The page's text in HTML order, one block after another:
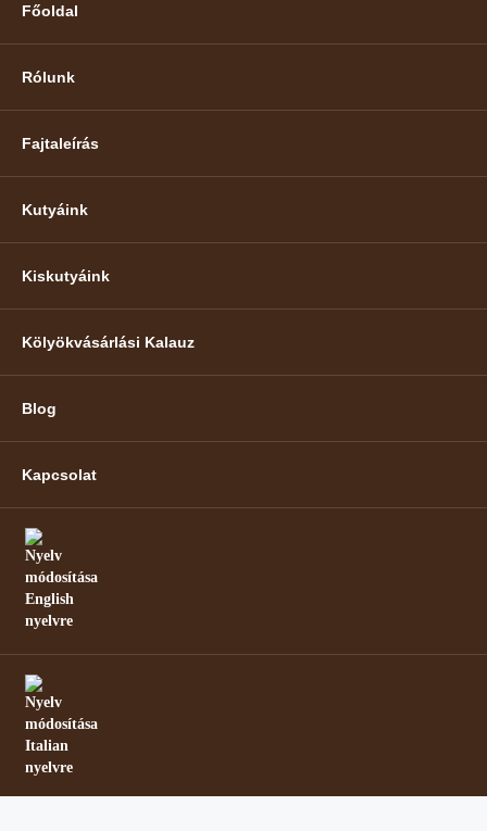
Főoldal
Rólunk
Fajtaleírás
Kutyáink
Kiskutyáink
Kölyökvásárlási Kalauz
Blog
Kapcsolat